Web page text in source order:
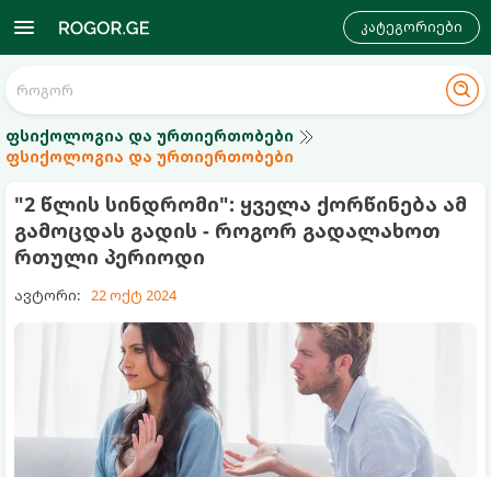
კატეგორიები
ფსიქოლოგია და ურთიერთობები
ფსიქოლოგია და ურთიერთობები
"2 წლის სინდრომი": ყველა ქორწინება ამ
გამოცდას გადის - როგორ გადალახოთ
რთული პერიოდი
ავტორი: 22 ოქტ 2024